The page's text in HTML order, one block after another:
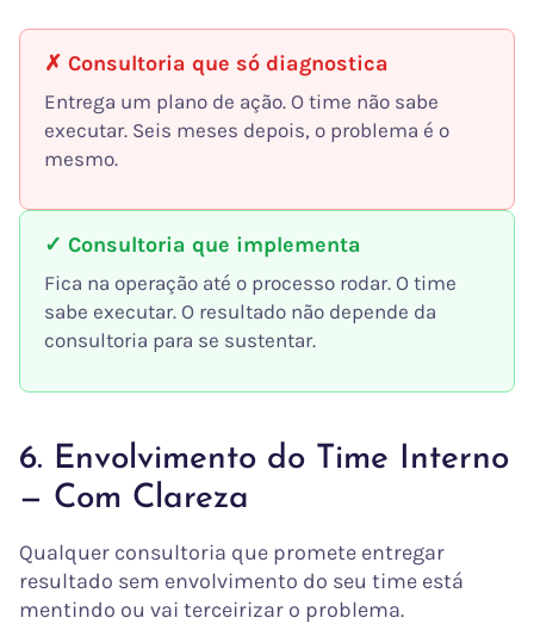
✗ Consultoria que só diagnostica
Entrega um plano de ação. O time não sabe
executar. Seis meses depois, o problema é o
mesmo.
✓ Consultoria que implementa
Fica na operação até o processo rodar. O time
sabe executar. O resultado não depende da
consultoria para se sustentar.
6. Envolvimento do Time Interno
— Com Clareza
Qualquer consultoria que promete entregar
resultado sem envolvimento do seu time está
mentindo ou vai terceirizar o problema.